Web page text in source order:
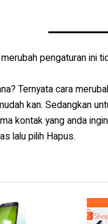
pengaturan ini
Ternyata cara
kan. Sedangkan
kontak yang anda
lalu pilih Hapus.